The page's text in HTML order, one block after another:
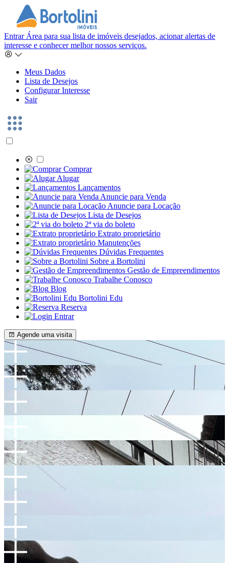
Entrar Área para sua lista de imóveis desejados, acionar alertas de
interesse e conhecer melhor nossos serviços.
Meus Dados
Lista de Desejos
Configurar Interesse
Sair
Comprar
Alugar
Lançamentos
Anuncie para Venda
Anuncie para Locação
Lista de Desejos
2ª via do boleto
Extrato proprietário
Manutenções
Dúvidas Frequentes
Sobre a Bortolini
Gestão de Empreendimentos
Trabalhe Conosco
Blog
Bortolini Edu
Reserva
Entrar
Agende uma visita